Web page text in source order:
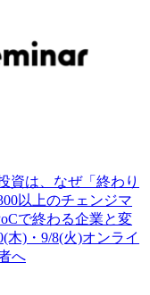
資は、なぜ「終わり
以上のチェンジマ
で終わる企業と変
)・9/8(火)オンライ
へ